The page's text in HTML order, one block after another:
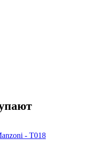
- T018